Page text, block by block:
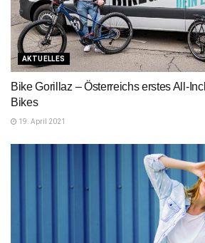
AKTUELLES
Bike Gorillaz – Österreichs erstes All-
Bikes
19. April 2021